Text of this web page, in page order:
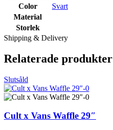
Color
Svart
Material
Storlek
Shipping & Delivery
Relaterade produkter
Slutsåld
Cult x Vans Waffle 29″